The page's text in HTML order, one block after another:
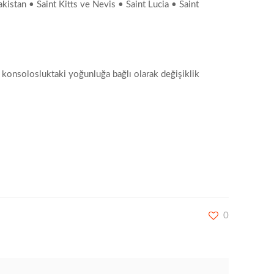
• Saint Kitts ve Nevis • Saint Lucia • Saint
konsolosluktaki yoğunluğa bağlı olarak değişiklik
0